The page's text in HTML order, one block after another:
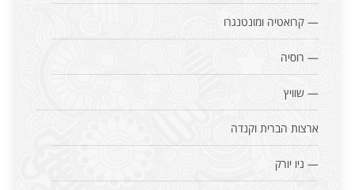
— קרואטיה ומונטנגרו
— רוסיה
— שוויץ
ארצות הברית וקנדה
— ניו יורק